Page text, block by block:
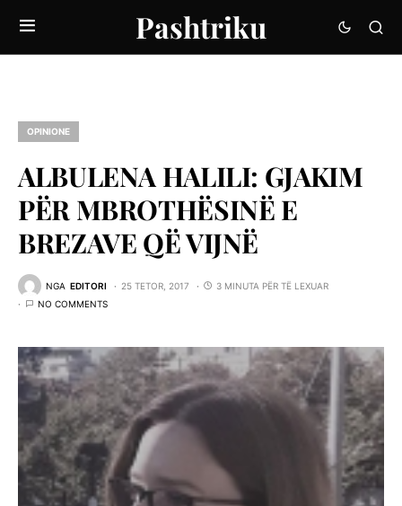
Pashtriku
OPINIONE
ALBULENA HALILI: GJAKIM
PËR MBROTHËSINË E
BREZAVE QË VIJNË
NGA EDITORI 25 TETOR, 2017
3 MINUTA PËR TË LEXUAR
NO COMMENTS